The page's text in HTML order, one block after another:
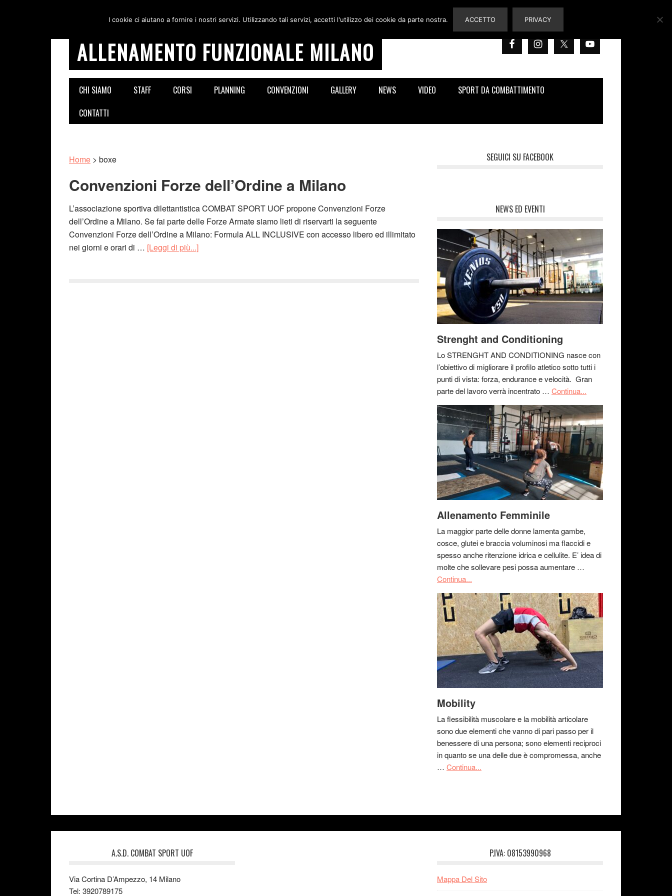
ALLENAMENTO FUNZIONALE MILANO
CHI SIAMO STAFF CORSI PLANNING CONVENZIONI GALLERY NEWS VIDEO
SPORT DA COMBATTIMENTO
CONTATTI
Home > boxe
Convenzioni Forze dell’Ordine a Milano
L’associazione sportiva dilettantistica COMBAT SPORT UOF propone Convenzioni Forze
dell’Ordine a Milano. Se fai parte delle Forze Armate siamo lieti di riservarti la seguente
Convenzioni Forze dell’Ordine a Milano: Formula ALL INCLUSIVE con accesso libero ed illimitato
nei giorni e orari di … [Leggi di più...]
SEGUICI SU FACEBOOK
NEWS ED EVENTI
Strenght and Conditioning
Lo STRENGHT AND CONDITIONING nasce con
l’obiettivo di migliorare il profilo atletico sotto tutti i
punti di vista: forza, endurance e velocità. Gran
parte del lavoro verrà incentrato … Continua...
Allenamento Femminile
La maggior parte delle donne lamenta gambe,
cosce, glutei e braccia voluminosi ma flaccidi e
spesso anche ritenzione idrica e cellulite. E’ idea di
molte che sollevare pesi possa aumentare …
Continua...
Mobility
La flessibilità muscolare e la mobilità articolare
sono due elementi che vanno di pari passo per il
benessere di una persona; sono elementi reciproci
in quanto se una delle due è compromessa, anche
… Continua...
A.S.D. COMBAT SPORT UOF
Via Cortina D’Ampezzo, 14 Milano
Tel: 3920789175
P.IVA: 08153990968
Mappa Del Sito
I cookie ci aiutano a fornire i nostri servizi. Utilizzando tali servizi, accetti l'utilizzo dei cookie da parte nostra. ACCETTO PRIVACY